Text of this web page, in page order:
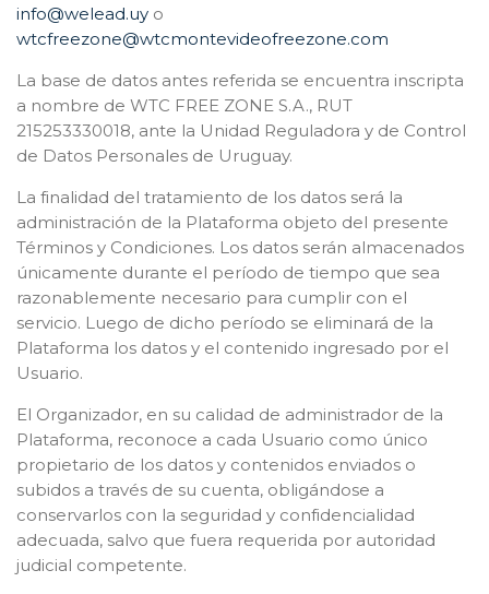
info@welead.uy o
wtcfreezone@wtcmontevideofreezone.com
La base de datos antes referida se encuentra inscripta
a nombre de WTC FREE ZONE S.A., RUT
215253330018, ante la Unidad Reguladora y de Control
de Datos Personales de Uruguay.
La finalidad del tratamiento de los datos será la
administración de la Plataforma objeto del presente
Términos y Condiciones. Los datos serán almacenados
únicamente durante el período de tiempo que sea
razonablemente necesario para cumplir con el
servicio. Luego de dicho período se eliminará de la
Plataforma los datos y el contenido ingresado por el
Usuario.
El Organizador, en su calidad de administrador de la
Plataforma, reconoce a cada Usuario como único
propietario de los datos y contenidos enviados o
subidos a través de su cuenta, obligándose a
conservarlos con la seguridad y confidencialidad
adecuada, salvo que fuera requerida por autoridad
judicial competente.